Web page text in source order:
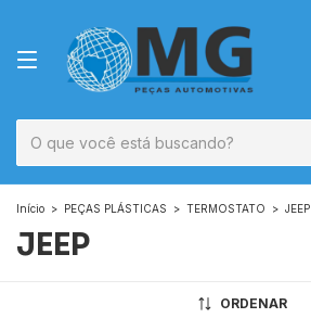
Início > PEÇAS PLÁSTICAS > TERMOSTATO > JEEP
JEEP
ORDENAR